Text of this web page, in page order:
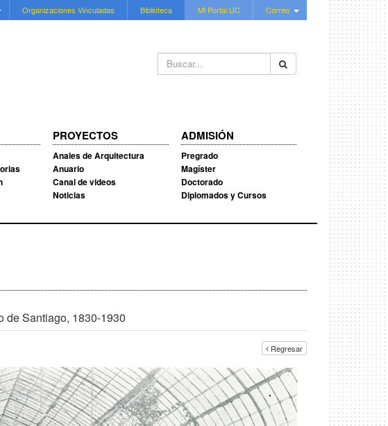
Organizaciones Vinculadas Biblioteca Mi Portal UC Correo
Buscar...
PROYECTOS
Anales de Arquitectura
Anuario
Canal de videos
Noticias
ADMISIÓN
Pregrado
Magíster
Doctorado
Diplomados y Cursos
de Santiago, 1830-1930
Regresar